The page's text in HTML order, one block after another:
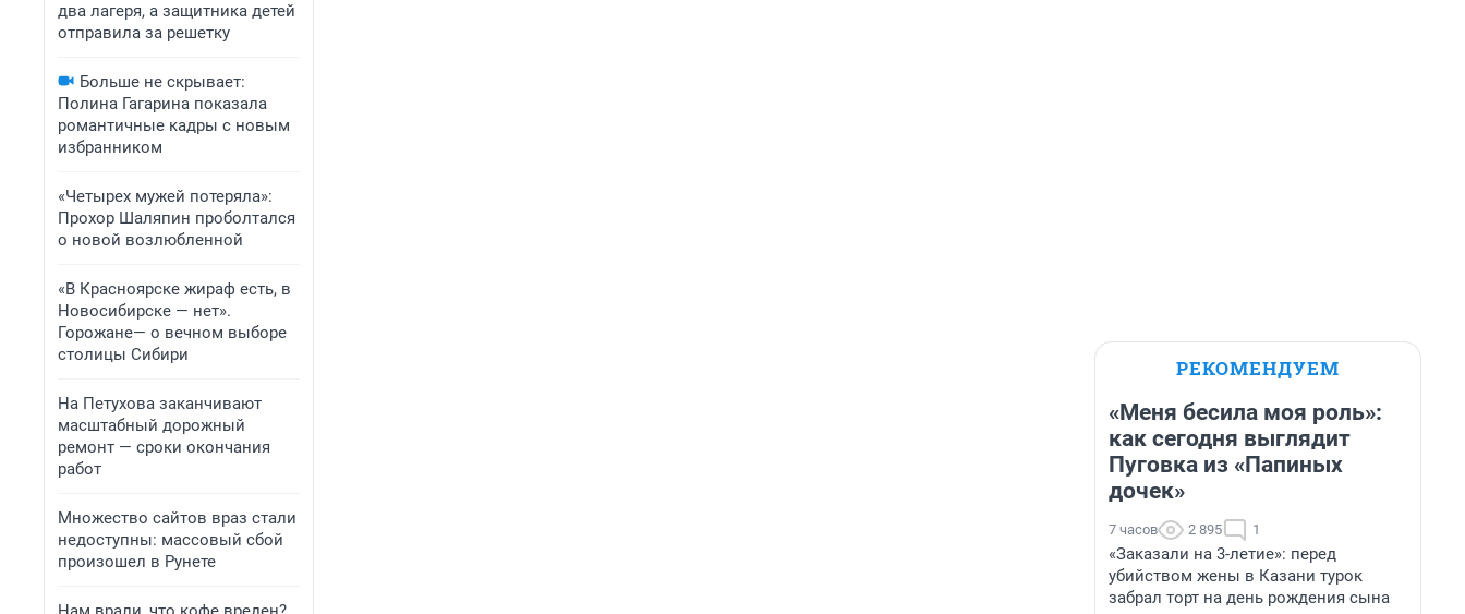
два лагеря, а защитника детей
отправила за решетку
Больше не скрывает:
Полина Гагарина показала
романтичные кадры с новым
избранником
«Четырех мужей потеряла»:
Прохор Шаляпин проболтался
о новой возлюбленной
«В Красноярске жираф есть, в
Новосибирске — нет».
Горожане— о вечном выборе
столицы Сибири
На Петухова заканчивают
масштабный дорожный
ремонт — сроки окончания
работ
Множество сайтов враз стали
недоступны: массовый сбой
произошел в Рунете
РЕКОМЕНДУЕМ
«Меня бесила моя роль»:
как сегодня выглядит
Пуговка из «Папиных
дочек»
7 часов 2 895 1
«Заказали на 3-летие»: перед
убийством жены в Казани турок
забрал торт на день рождения сына